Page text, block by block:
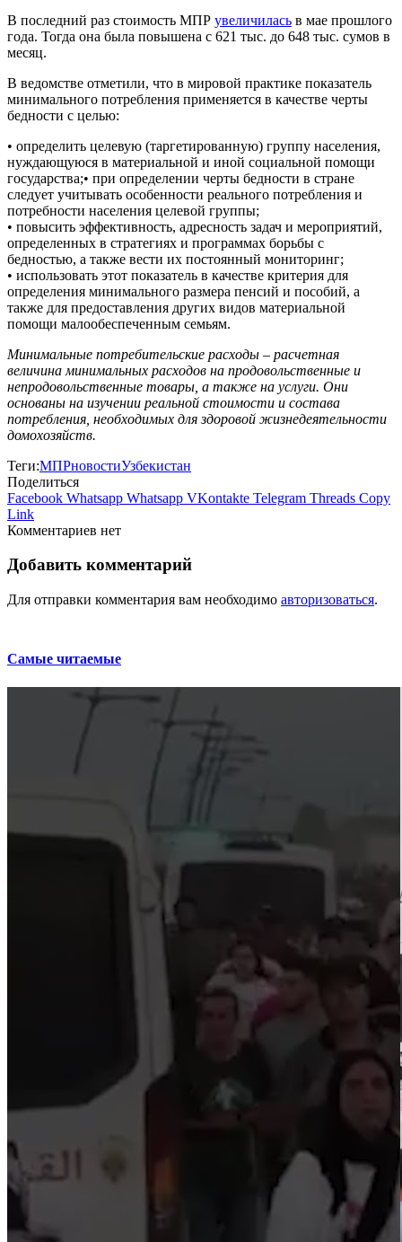
В последний раз стоимость МПР увеличилась в мае прошлого
года. Тогда она была повышена с 621 тыс. до 648 тыс. сумов в
месяц.
В ведомстве отметили, что в мировой практике показатель
минимального потребления применяется в качестве черты
бедности с целью:
• определить целевую (таргетированную) группу населения,
нуждающуюся в материальной и иной социальной помощи
государства;• при определении черты бедности в стране
следует учитывать особенности реального потребления и
потребности населения целевой группы;
• повысить эффективность, адресность задач и мероприятий,
определенных в стратегиях и программах борьбы с
бедностью, а также вести их постоянный мониторинг;
• использовать этот показатель в качестве критерия для
определения минимального размера пенсий и пособий, а
также для предоставления других видов материальной
помощи малообеспеченным семьям.
Минимальные потребительские расходы – расчетная
величина минимальных расходов на продовольственные и
непродовольственные товары, а также на услуги. Они
основаны на изучении реальной стоимости и состава
потребления, необходимых для здоровой жизнедеятельности
домохозяйств.
Теги:МПРновостиУзбекистан
Поделиться
Facebook Whatsapp Whatsapp VKontakte Telegram Threads Copy
Link
Комментариев нет
Добавить комментарий
Для отправки комментария вам необходимо авторизоваться.
Самые читаемые